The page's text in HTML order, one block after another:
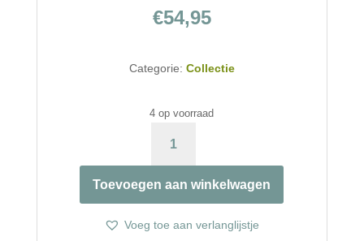
€54,95
Categorie: Collectie
4 op voorraad
GROENE
JADE
&
ROOSKWARTS
Toevoegen aan winkelwagen
Voeg toe aan verlanglijstje